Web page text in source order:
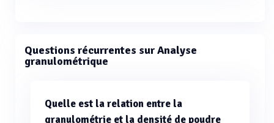
Questions récurrentes sur Analyse
granulométrique
Quelle est la relation entre la
granulométrie et la densité de poudre